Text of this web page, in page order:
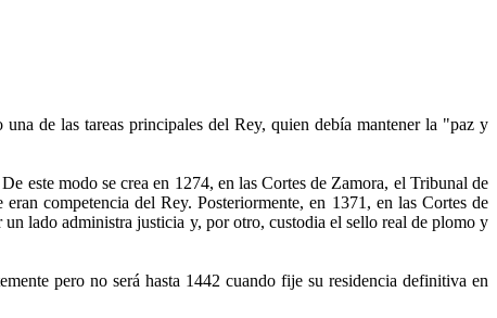
de las tareas principales del Rey, quien debía mantener la "paz y
este modo se crea en 1274, en las Cortes de Zamora, el Tribunal de
competencia del Rey. Posteriormente, en 1371, en las Cortes de
lado administra justicia y, por otro, custodia el sello real de plomo y
pero no será hasta 1442 cuando fije su residencia definitiva en